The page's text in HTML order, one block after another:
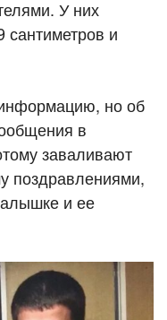
У них
сантиметров и
но об
в
заваливают
поздравлениями,
и ее